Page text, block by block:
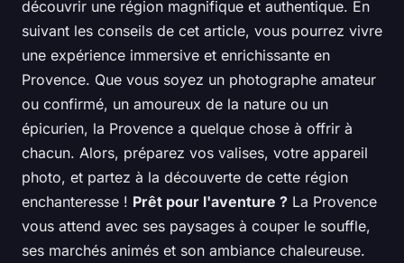
découvrir une région magnifique et authentique. En
suivant les conseils de cet article, vous pourrez vivre
une expérience immersive et enrichissante en
Provence. Que vous soyez un photographe amateur
ou confirmé, un amoureux de la nature ou un
épicurien, la Provence a quelque chose à offrir à
chacun. Alors, préparez vos valises, votre appareil
photo, et partez à la découverte de cette région
enchanteresse ! Prêt pour l'aventure ? La Provence
vous attend avec ses paysages à couper le souffle,
ses marchés animés et son ambiance chaleureuse.